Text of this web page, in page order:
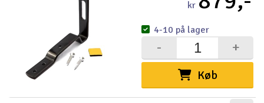
kr
Køb
+
-
4-10 på lager